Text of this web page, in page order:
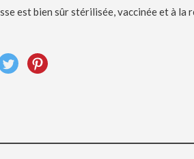
est bien sûr stérilisée, vaccinée et à la